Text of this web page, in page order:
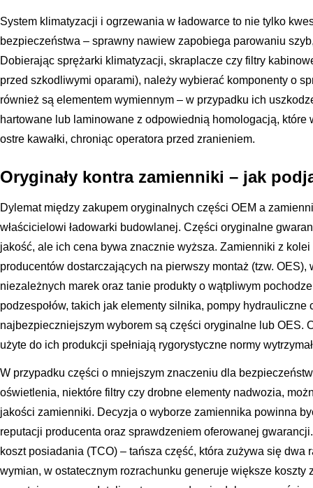
System klimatyzacji i ogrzewania w ładowarce to nie tylko
bezpieczeństwa – sprawny nawiew zapobiega parowaniu
Dobierając sprężarki klimatyzacji, skraplacze czy filtry
przed szkodliwymi oparami), należy wybierać komponenty o
również są elementem wymiennym – w przypadku ich
hartowane lub laminowane z odpowiednią homologacją, które
ostre kawałki, chroniąc operatora przed zranieniem.
Oryginały kontra zamienniki – jak
Dylemat między zakupem oryginalnych części OEM a
właścicielowi ładowarki budowlanej. Części oryginalne
jakość, ale ich cena bywa znacznie wyższa. Zamienniki z
producentów dostarczających na pierwszy montaż (tzw.
niezależnych marek oraz tanie produkty o wątpliwym
podzespołów, takich jak elementy silnika, pompy hydrauliczne
najbezpieczniejszym wyborem są części oryginalne lub OES.
użyte do ich produkcji spełniają rygorystyczne normy
W przypadku części o mniejszym znaczeniu dla
oświetlenia, niektóre filtry czy drobne elementy nadwozia,
jakości zamienniki. Decyzja o wyborze zamiennika powinna
reputacji producenta oraz sprawdzeniem oferowanej
koszt posiadania (TCO) – tańsza część, która zużywa się dwa
wymian, w ostatecznym rozrachunku generuje większe koszty